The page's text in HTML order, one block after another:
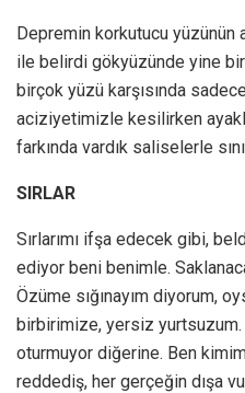
Depremin korkutucu yüzünün
ile belirdi gökyüzünde yine bir
birçok yüzü karşısında
aciziyetimizle kesilirken
farkında vardık saliselerle
SIRLAR
Sırlarımı ifşa edecek gibi,
ediyor beni benimle.
Özüme sığınayım diyorum,
birbirimize, yersiz yurtsuzum.
oturmuyor diğerine. Ben
reddediş, her gerçeğin dışa